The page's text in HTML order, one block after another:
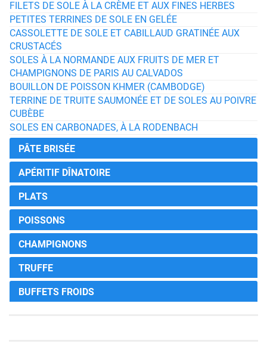
FILETS DE SOLE À LA CRÈME ET AUX FINES HERBES
PETITES TERRINES DE SOLE EN GELÉE
CASSOLETTE DE SOLE ET CABILLAUD GRATINÉE AUX
CRUSTACÉS
SOLES À LA NORMANDE AUX FRUITS DE MER ET
CHAMPIGNONS DE PARIS AU CALVADOS
BOUILLON DE POISSON KHMER (CAMBODGE)
TERRINE DE TRUITE SAUMONÉE ET DE SOLES AU POIVRE
CUBÈBE
SOLES EN CARBONADES, À LA RODENBACH
PÂTE BRISÉE
APÉRITIF DÎNATOIRE
PLATS
POISSONS
CHAMPIGNONS
TRUFFE
BUFFETS FROIDS